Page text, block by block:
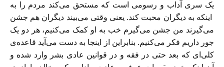
یک سری آداب و رسومی است که مستحق می‌کند مردم را به
اینکه به دیگران محبت کند. یعنی وقتی می‌بیند دیگران هم جشن
می‌گیرند من جشن می‌گیرم خب به او کمک می‌کنیم، هر دو یک
جور داریم فکر می‌کنیم. بنابراین از اینجا به دست می‌آید قاعده‌ی
کلی‌ای که بعد حتی در فقه و در قوانین عادی بشر وارد شده و